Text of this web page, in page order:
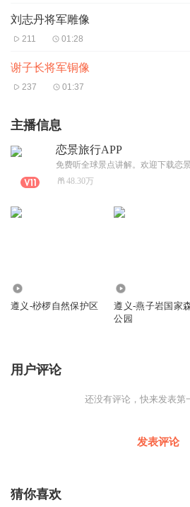
刘志丹将军雕像
211 01:28
谢子长将军铜像
237 01:37
主播信息
恋景旅行APP
免费听全球景点讲解。欢迎下载恋
48.30万
遵义-桫椤自然保护区
遵义-燕子岩国家
公园
用户评论
还没有评论，快来发表第
发表评论
猜你喜欢